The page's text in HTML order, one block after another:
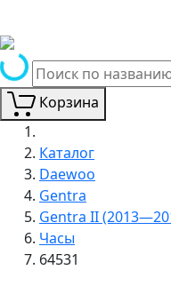
Корзина
Каталог
Daewoo
Gentra
Gentra II
Часы
64531